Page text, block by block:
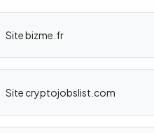
Site bizme.fr
Site cryptojobslist.com